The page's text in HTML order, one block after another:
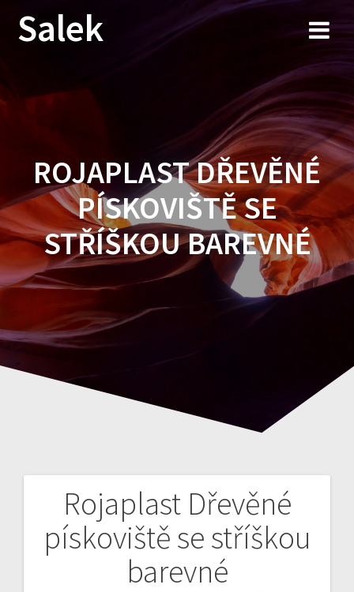
Przejdź
do
Salek
ROJAPLAST DŘEVĚNÉ
PÍSKOVIŠTĚ SE
STŘÍŠKOU BAREVNÉ
Rojaplast Dřevěné
pískoviště se stříškou
barevné
Nawigacja
wpisu